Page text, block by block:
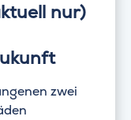
nur)
zwei